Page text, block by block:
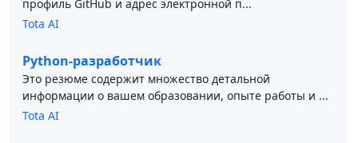
профиль GitHub и адрес электронной п...
Tota AI
Python-разработчик
Это резюме содержит множество детальной
информации о вашем образовании, опыте работы и ...
Tota AI